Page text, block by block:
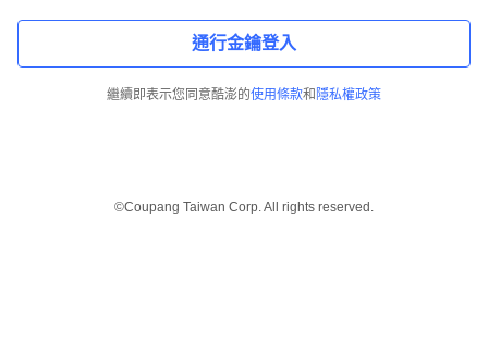
通行金鑰登入
繼續即表示您同意酷澎的使用條款和 隱私權政策
©Coupang Taiwan Corp. All rights reserved.